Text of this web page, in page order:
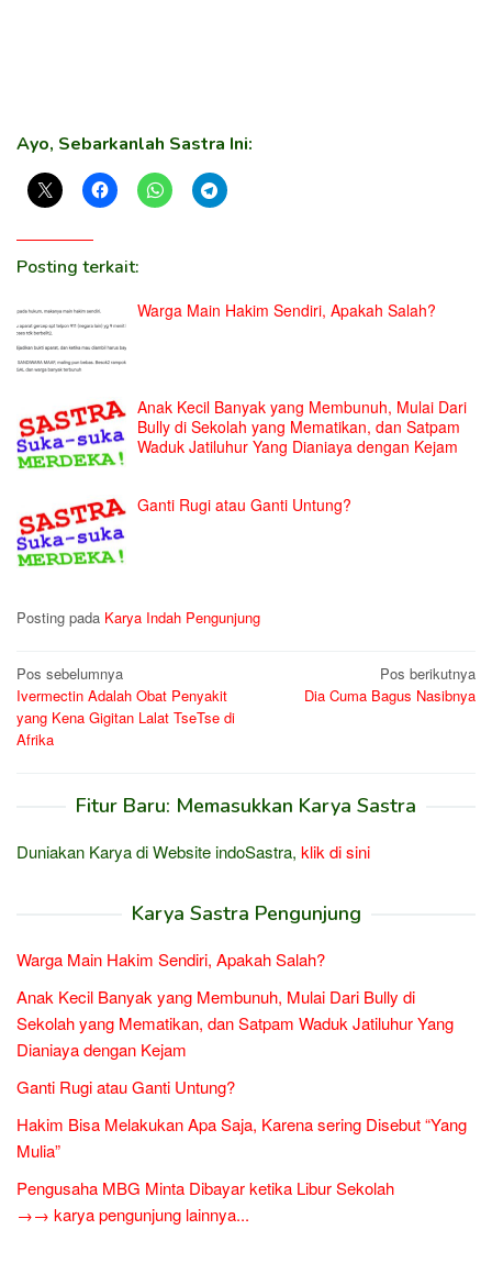
Ayo, Sebarkanlah Sastra Ini:
Posting terkait:
Warga Main Hakim Sendiri, Apakah Salah?
Anak Kecil Banyak yang Membunuh, Mulai Dari
Bully di Sekolah yang Mematikan, dan Satpam
Waduk Jatiluhur Yang Dianiaya dengan Kejam
Ganti Rugi atau Ganti Untung?
Posting pada Karya Indah Pengunjung
Navigasi
pos
Pos sebelumnya
Ivermectin Adalah Obat Penyakit
yang Kena Gigitan Lalat TseTse di
Afrika
Pos berikutnya
Dia Cuma Bagus Nasibnya
Fitur Baru: Memasukkan Karya Sastra
Duniakan Karya di Website indoSastra, klik di sini
Karya Sastra Pengunjung
Warga Main Hakim Sendiri, Apakah Salah?
Anak Kecil Banyak yang Membunuh, Mulai Dari Bully di
Sekolah yang Mematikan, dan Satpam Waduk Jatiluhur Yang
Dianiaya dengan Kejam
Ganti Rugi atau Ganti Untung?
Hakim Bisa Melakukan Apa Saja, Karena sering Disebut “Yang
Mulia”
Pengusaha MBG Minta Dibayar ketika Libur Sekolah
→→ karya pengunjung lainnya...